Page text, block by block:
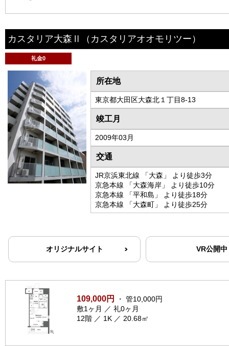
カスタリア大森Ⅱ （カスタリアオオモリツー）
礼金0
所在地
東京都大田区大森北１丁目8-13
竣工月
2009年03月
交通
JR京浜東北線 「大森」 より徒歩3分
京急本線 「大森海岸」 より徒歩10分
京急本線 「平和島」 より徒歩18分
京急本線 「大森町」 より徒歩25分
オリジナルサイト VR公開中
109,000円
・ 管10,000円
敷1ヶ月 ／ 礼0ヶ月
12階 ／ 1K ／ 20.68㎡